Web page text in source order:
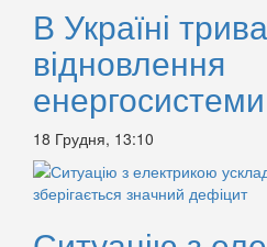
В Україні
відновлення
енергосистеми
18 Грудня, 13:10